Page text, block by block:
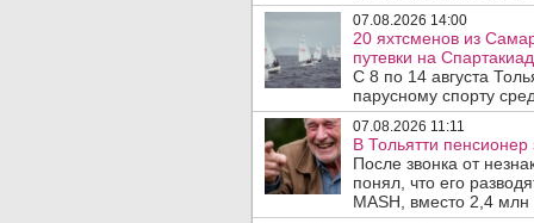
07.08.2026 14:00
20 яхтсменов из
путевки на
С 8 по 14 августа
парусному спорту
07.08.2026 11:11
В Тольятти
После звонка от
понял, что его
MASH, вместо 2,4 млн